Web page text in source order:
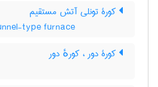
کورۀ تونلی آتش مستقیم
type furnace
کورۀ دور ، کورهٔ دور